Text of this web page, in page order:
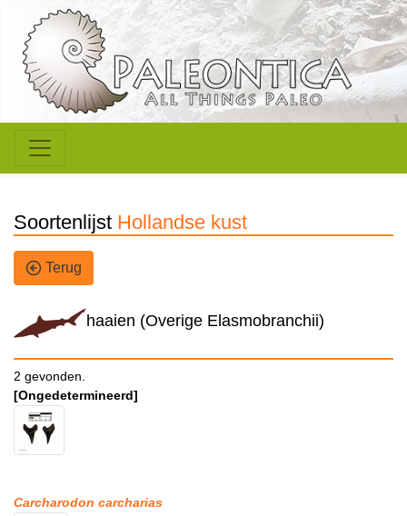
Soortenlijst Hollandse kust
Terug
haaien (Overige Elasmobranchii)
2 gevonden.
[Ongedetermineerd]
Carcharodon carcharias